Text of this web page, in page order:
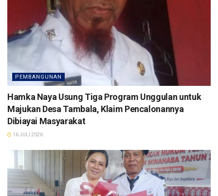
PEMBANGUNAN
Hamka Naya Usung Tiga Program Unggulan untuk
Majukan Desa Tambala, Klaim Pencalonannya
Dibiayai Masyarakat
16 JULI 2026